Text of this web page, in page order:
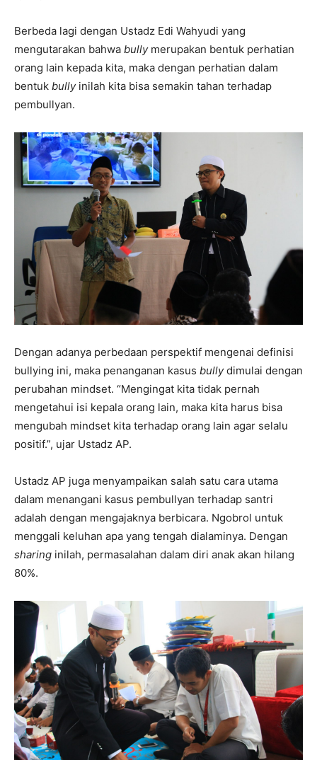
Berbeda lagi dengan Ustadz Edi Wahyudi yang
mengutarakan bahwa bullymerupakan bentuk perhatian
orang lain kepada kita, maka dengan perhatian dalam
bentuk bullyinilah kita bisa semakin tahan terhadap
pembullyan.
Dengan adanya perbedaan perspektif mengenai definisi
bullying ini, maka penanganan kasus bullydimulai dengan
perubahan mindset. “Mengingat kita tidak pernah
mengetahui isi kepala orang lain, maka kita harus bisa
mengubah mindset kita terhadap orang lain agar selalu
positif.”, ujar Ustadz AP.
Ustadz AP juga menyampaikan salah satu cara utama
dalam menangani kasus pembullyan terhadap santri
adalah dengan mengajaknya berbicara. Ngobrol untuk
menggali keluhan apa yang tengah dialaminya. Dengan
sharing inilah, permasalahan dalam diri anak akan hilang
80%.